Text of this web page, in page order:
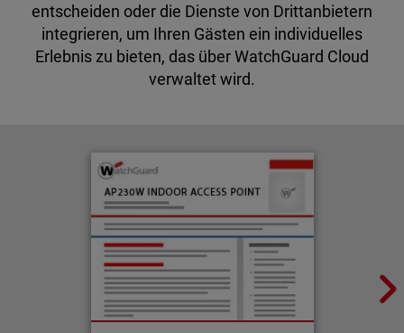
entscheiden oder die Dienste von Drittanbietern
integrieren, um Ihren Gästen ein individuelles
Erlebnis zu bieten, das über WatchGuard Cloud
verwaltet wird.